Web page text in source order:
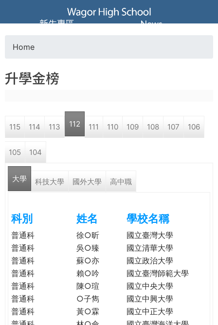
Jump to navigation
葳
格
高
學
格。
o
a
r
e
e
r
e
Home
升學金榜
115 114 113 112 111 110 109 108 107 106
105 104
大學 科技大學 國外大學 高中職
科別 姓名 學校名稱
普通科 徐○昕
國立臺灣大學
普通科
吳○臻
國立清華大學
普通科
蘇○亦
國立政治大學
普通科
賴○吟
國立臺灣師範大學
普通科
陳○瑄
國立中央大學
普通科
○子雋
國立中興大學
普通科
黃○霖
國立中正大學
新生專區 News